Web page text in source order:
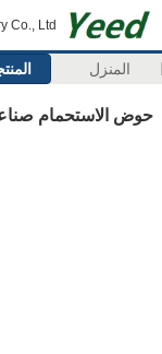
Co., Ltd
المنزل
حوض الاستحمام صناعة